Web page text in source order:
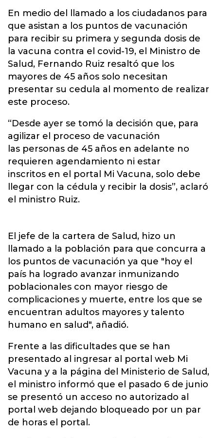
En medio del llamado a los ciudadanos para
que asistan a los puntos de vacunación
para recibir su primera y segunda dosis de
la vacuna contra el covid-19, el Ministro de
Salud, Fernando Ruiz resaltó que los
mayores de 45 años solo necesitan
presentar su cedula al momento de realizar
este proceso.
“Desde ayer se tomó la decisión que, para
agilizar el proceso de vacunación
las personas de 45 años en adelante no
requieren agendamiento ni estar
inscritos en el portal Mi Vacuna, solo debe
llegar con la cédula y recibir la dosis”, aclaró
el ministro Ruiz.
El jefe de la cartera de Salud, hizo un
llamado a la población para que concurra a
los puntos de vacunación ya que "hoy el
país ha logrado avanzar inmunizando
poblacionales con mayor riesgo de
complicaciones y muerte, entre los que se
encuentran adultos mayores y talento
humano en salud", añadió.
Frente a las dificultades que se han
presentado al ingresar al portal web Mi
Vacuna y a la página del Ministerio de Salud,
el ministro informó que el pasado 6 de junio
se presentó un acceso no autorizado al
portal web dejando bloqueado por un par
de horas el portal.